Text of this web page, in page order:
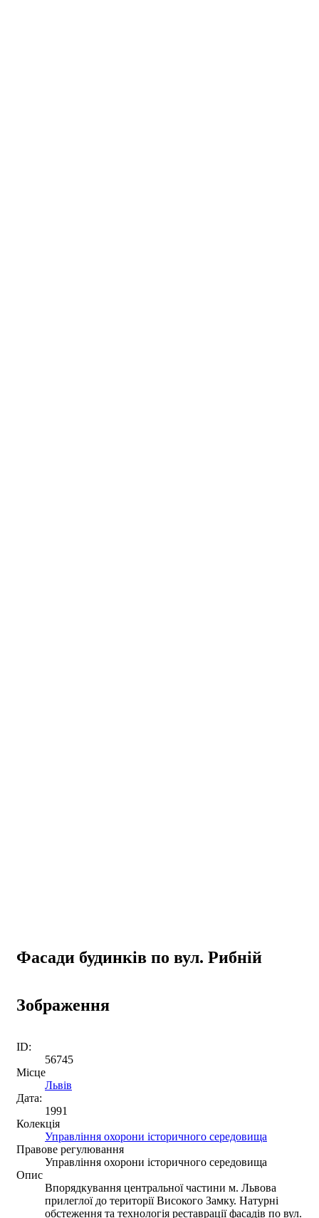
Фасади будинків по вул. Рибній
Зображення
ID:
56745
Місце
Львів
Дата:
1991
Колекція
Управління охорони історичного середовища
Правове регулювання
Управління охорони історичного середовища
Опис
Впорядкування центральної частини м. Львова
прилеглої до території Високого Замку. Натурні
обстеження та технологія реставрації фасадів по вул.